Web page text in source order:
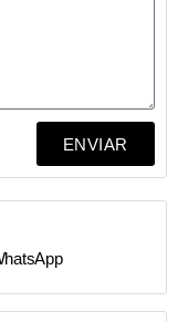
ENVIAR